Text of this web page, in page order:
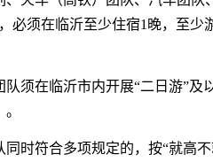
必须在临沂至少住宿1晚，至
队须在临沂市内开展“二日游”
同时符合多项规定的，按“就高